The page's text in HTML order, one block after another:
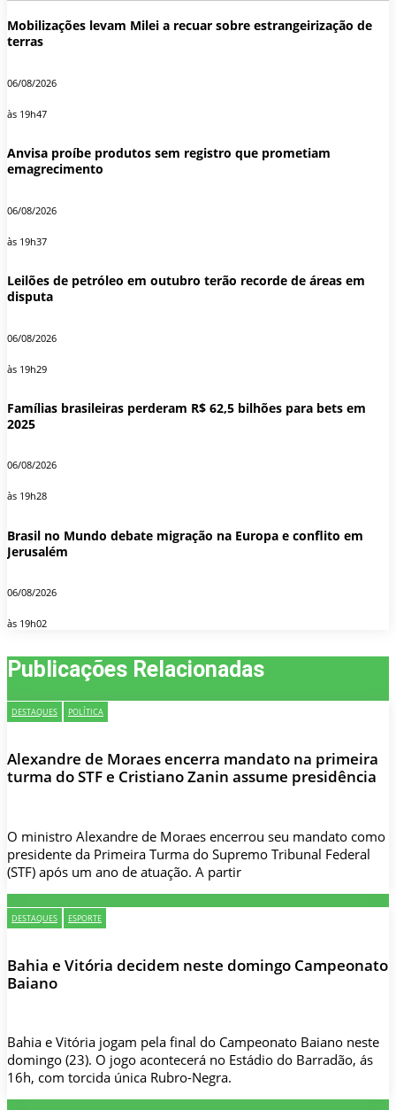
Mobilizações levam Milei a recuar sobre estrangeirização de
terras
06/08/2026
às 19h47
Anvisa proíbe produtos sem registro que prometiam
emagrecimento
06/08/2026
às 19h37
Leilões de petróleo em outubro terão recorde de áreas em
disputa
06/08/2026
às 19h29
Famílias brasileiras perderam R$ 62,5 bilhões para bets em
2025
06/08/2026
às 19h28
Brasil no Mundo debate migração na Europa e conflito em
Jerusalém
06/08/2026
às 19h02
Publicações Relacionadas
DESTAQUES POLÍTICA
Alexandre de Moraes encerra mandato na primeira
turma do STF e Cristiano Zanin assume presidência
O ministro Alexandre de Moraes encerrou seu mandato como
presidente da Primeira Turma do Supremo Tribunal Federal
(STF) após um ano de atuação. A partir
DESTAQUES ESPORTE
Bahia e Vitória decidem neste domingo Campeonato
Baiano
Bahia e Vitória jogam pela final do Campeonato Baiano neste
domingo (23). O jogo acontecerá no Estádio do Barradão, ás
16h, com torcida única Rubro-Negra.